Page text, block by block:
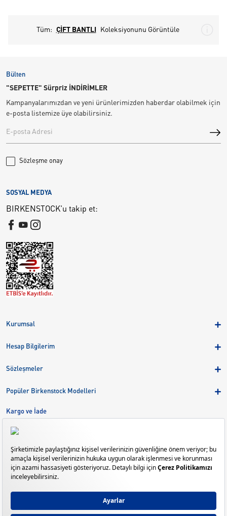
Tüm: ÇİFT BANTLI Koleksiyonunu Görüntüle
Bülten
"SEPETTE" Sürpriz İNDİRİMLER
Kampanyalarımızdan ve yeni ürünlerimizden haberdar olabilmek için
e-posta listemize üye olabilirsiniz.
Sözleşme onay
Kurumsal
Birkenstock Group
Kariyer
Hesap Bilgilerim
Sipariş Takibi
Sözleşmeler
Kargo ve İade
Çerez Tercihlerini Yönetin
Popüler Birkenstock Modelleri
Gizeh
Mayari
Madrid
Kargo ve İade
Bize Ulaşın
SOSYAL MEDYA
BIRKENSTOCK'u takip et: